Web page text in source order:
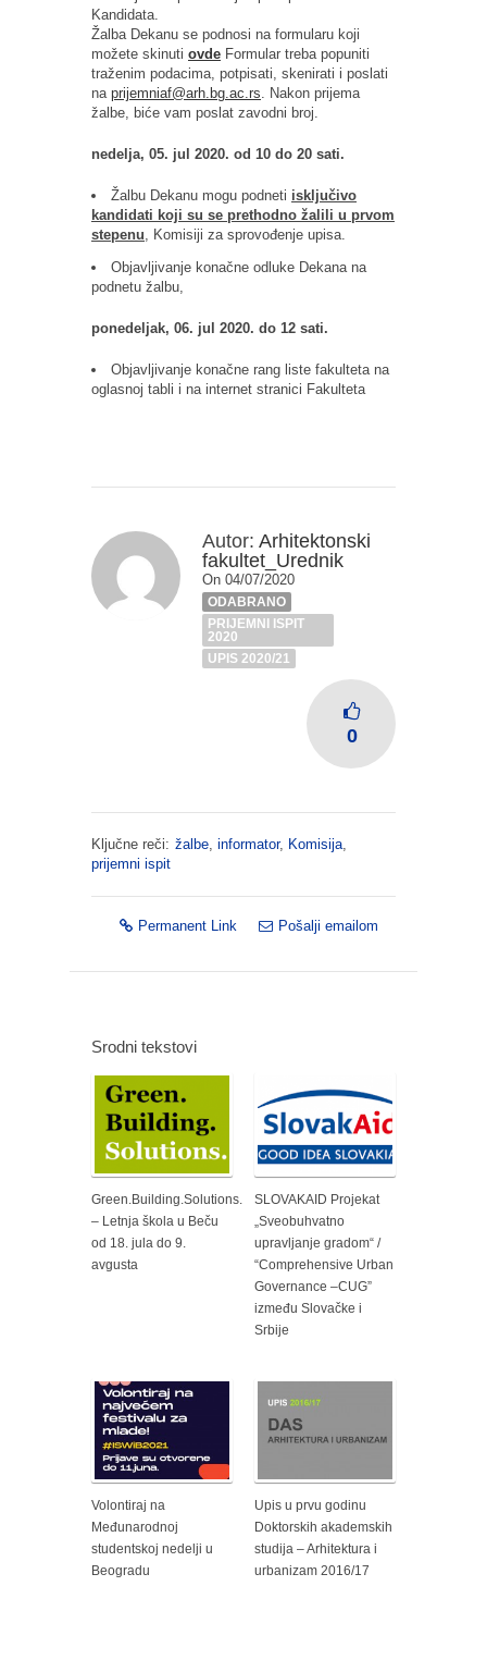
Kandidata.
Žalba Dekanu se podnosi na formularu koji
možete skinuti ovde Formular treba popuniti
traženim podacima, potpisati, skenirati i poslati
na prijemniaf@arh.bg.ac.rs . Nakon prijema
žalbe, biće vam poslat zavodni broj.
nedelja, 05. jul 2020. od 10 do 20 sati.
Žalbu Dekanu mogu podneti isključivo
kandidati koji su se prethodno žalili u prvom
stepenu , Komisiji za sprovođenje upisa.
Objavljivanje konačne odluke Dekana na
podnetu žalbu,
ponedeljak, 06. jul 2020. do 12 sati.
Objavljivanje konačne rang liste fakulteta na
oglasnoj tabli i na internet stranici Fakulteta
Autor: Arhitektonski
fakultet_Urednik
On 04/07/2020
ODABRANO
PRIJEMNI ISPIT
2020
UPIS 2020/21
0
Ključne reči: žalbe informator, Komisija
prijemni ispit
Permanent Link Pošalji emailom
Srodni tekstovi
Green.Building.Solutions.
– Letnja škola u Beču
od 18. jula do 9.
avgusta
SLOVAKAID Projekat
„Sveobuhvatno
upravljanje gradom“ /
“Comprehensive Urban
Governance –CUG”
između Slovačke i
Srbije
Volontiraj na
Međunarodnoj
studentskoj nedelji u
Beogradu
Upis u prvu godinu
Doktorskih akademskih
studija – Arhitektura i
urbanizam 2016/17